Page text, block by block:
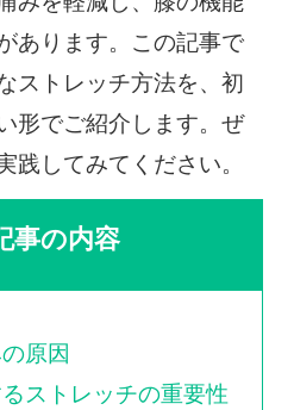
談はこちら
560
電話が繋がります
〜16:30（土日祝休）
あります。この記事で
ストレッチ方法を、初
形でご紹介します。ぜ
践してみてください。
事の内容
原因
ストレッチの重要性